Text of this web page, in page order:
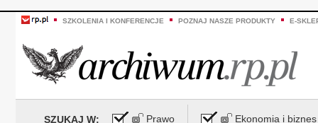
SZKOLENIA I KONFERENCJE POZNAJ NASZE PRODUKTY E-
SZUKAJ W: Prawo Ekonomia i biznes